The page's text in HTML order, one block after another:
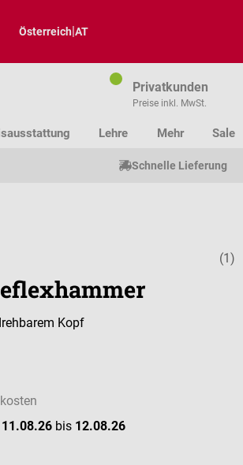
Österreich|AT
Privatkunden
Preise inkl. MwSt.
Lehre Mehr Sale
Schnelle Lieferung
(1)
Kopf
11.08.26 bis 12.08.26